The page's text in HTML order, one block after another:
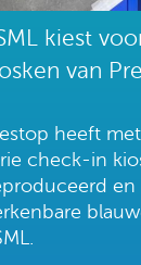
kiest
van
heeft
check-in
en